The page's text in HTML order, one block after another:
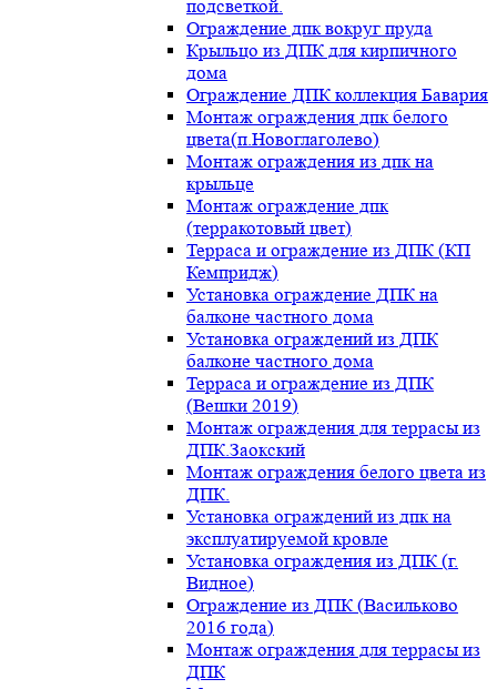
подсветкой.
Ограждение дпк вокруг пруда
Крыльцо из ДПК для кирпичного
дома
Ограждение ДПК коллекция Бавария
Монтаж ограждения дпк белого
цвета(п.Новоглаголево)
Монтаж ограждения из дпк на
крыльце
Монтаж ограждение дпк
(терракотовый цвет)
Терраса и ограждение из ДПК (КП
Кемпридж)
Установка ограждение ДПК на
балконе частного дома
Установка ограждений из ДПК
балконе частного дома
Терраса и ограждение из ДПК
(Вешки 2019)
Монтаж ограждения для террасы из
ДПК.Заокский
Монтаж ограждения белого цвета из
ДПК.
Установка ограждений из дпк на
эксплуатируемой кровле
Установка ограждения из ДПК (г.
Видное)
Ограждение из ДПК (Васильково
2016 года)
Монтаж ограждения для террасы из
ДПК